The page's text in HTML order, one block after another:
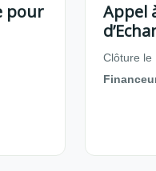
pour
Appel
Clôture le